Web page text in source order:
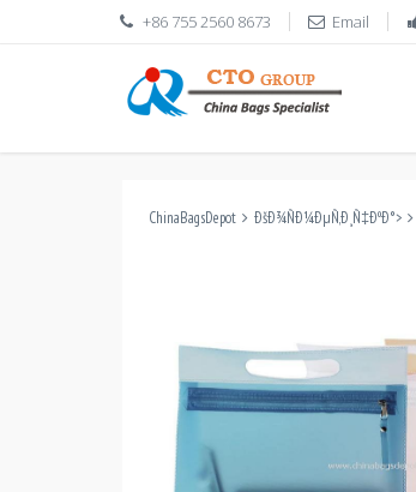
+86 755 2560 8673 Email
ChinaBagsDepot ÐšÐ¾ÑÐ¼ÐµÑ‚Ð¸Ñ‡ÐºÐ°>